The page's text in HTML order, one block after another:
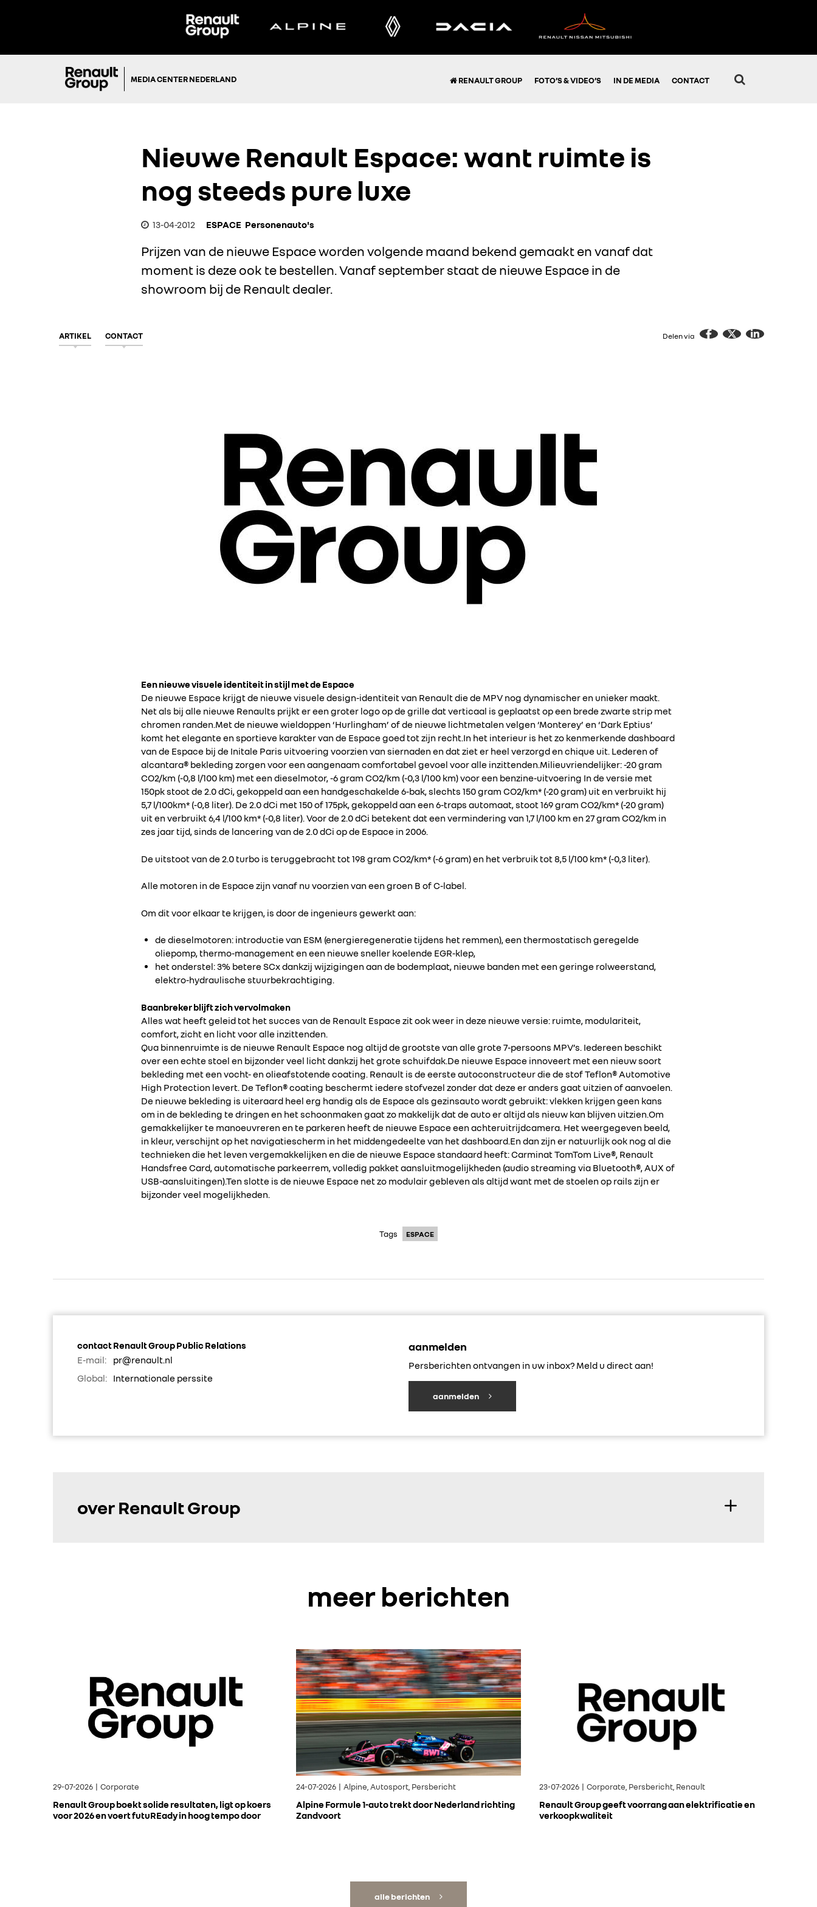
MEDIA CENTER NEDERLAND RENAULT GROUP FOTO’S & VIDEO’S IN DE MEDIA CONTACT
Nieuwe Renault Espace: want ruimte is
nog steeds pure luxe
13-04-2012 ESPACE Personenauto's
Prijzen van de nieuwe Espace worden volgende maand bekend gemaakt en vanaf dat
moment is deze ook te bestellen. Vanaf september staat de nieuwe Espace in de
showroom bij de Renault dealer.
ARTIKEL CONTACT Delen via
Een nieuwe visuele identiteit in stijl met de Espace
De nieuwe Espace krijgt de nieuwe visuele design-identiteit van Renault die de MPV nog dynamischer en unieker maakt.
Net als bij alle nieuwe Renaults prijkt er een groter logo op de grille dat verticaal is geplaatst op een brede zwarte strip met
chromen randen.Met de nieuwe wieldoppen ‘Hurlingham’ of de nieuwe lichtmetalen velgen ‘Monterey’ en ‘Dark Eptius’
komt het elegante en sportieve karakter van de Espace goed tot zijn recht.In het interieur is het zo kenmerkende dashboard
van de Espace bij de Initale Paris uitvoering voorzien van siernaden en dat ziet er heel verzorgd en chique uit. Lederen of
alcantara® bekleding zorgen voor een aangenaam comfortabel gevoel voor alle inzittenden.Milieuvriendelijker: -20 gram
CO2/km (-0,8 l/100 km) met een dieselmotor, -6 gram CO2/km (-0,3 l/100 km) voor een benzine-uitvoering In de versie met
150pk stoot de 2.0 dCi, gekoppeld aan een handgeschakelde 6-bak, slechts 150 gram CO2/km* (-20 gram) uit en verbruikt hij
5,7 l/100km* (-0,8 liter). De 2.0 dCi met 150 of 175pk, gekoppeld aan een 6-traps automaat, stoot 169 gram CO2/km* (-20 gram)
uit en verbruikt 6,4 l/100 km* (-0,8 liter). Voor de 2.0 dCi betekent dat een vermindering van 1,7 l/100 km en 27 gram CO2/km in
zes jaar tijd, sinds de lancering van de 2.0 dCi op de Espace in 2006.
De uitstoot van de 2.0 turbo is teruggebracht tot 198 gram CO2/km* (-6 gram) en het verbruik tot 8,5 l/100 km* (-0,3 liter).
Alle motoren in de Espace zijn vanaf nu voorzien van een groen B of C-label.
Om dit voor elkaar te krijgen, is door de ingenieurs gewerkt aan:
de dieselmotoren: introductie van ESM (energieregeneratie tijdens het remmen), een thermostatisch geregelde
oliepomp, thermo-management en een nieuwe sneller koelende EGR-klep,
het onderstel: 3% betere SCx dankzij wijzigingen aan de bodemplaat, nieuwe banden met een geringe rolweerstand,
elektro-hydraulische stuurbekrachtiging.
Baanbreker blijft zich vervolmaken
Alles wat heeft geleid tot het succes van de Renault Espace zit ook weer in deze nieuwe versie: ruimte, modulariteit,
comfort, zicht en licht voor alle inzittenden.
Qua binnenruimte is de nieuwe Renault Espace nog altijd de grootste van alle grote 7-persoons MPV’s. Iedereen beschikt
over een echte stoel en bijzonder veel licht dankzij het grote schuifdak.De nieuwe Espace innoveert met een nieuw soort
bekleding met een vocht- en olieafstotende coating. Renault is de eerste autoconstructeur die de stof Teflon® Automotive
High Protection levert. De Teflon® coating beschermt iedere stofvezel zonder dat deze er anders gaat uitzien of aanvoelen.
De nieuwe bekleding is uiteraard heel erg handig als de Espace als gezinsauto wordt gebruikt: vlekken krijgen geen kans
om in de bekleding te dringen en het schoonmaken gaat zo makkelijk dat de auto er altijd als nieuw kan blijven uitzien.Om
gemakkelijker te manoeuvreren en te parkeren heeft de nieuwe Espace een achteruitrijdcamera. Het weergegeven beeld,
in kleur, verschijnt op het navigatiescherm in het middengedeelte van het dashboard.En dan zijn er natuurlijk ook nog al die
technieken die het leven vergemakkelijken en die de nieuwe Espace standaard heeft: Carminat TomTom Live®, Renault
Handsfree Card, automatische parkeerrem, volledig pakket aansluitmogelijkheden (audio streaming via Bluetooth®, AUX of
USB-aansluitingen).Ten slotte is de nieuwe Espace net zo modulair gebleven als altijd want met de stoelen op rails zijn er
bijzonder veel mogelijkheden.
Tags ESPACE
contact Renault Group Public Relations
E-mail:
pr@renault.nl
Global:
Internationale perssite
aanmelden
Persberichten ontvangen in uw inbox? Meld u direct aan!
aanmelden
over Renault Group
meer berichten
29-07-2026 | Corporate
Renault Group boekt solide resultaten, ligt op koers
voor 2026 en voert futuREady in hoog tempo door
24-07-2026 | Alpine, Autosport, Persbericht
Alpine Formule 1-auto trekt door Nederland richting
Zandvoort
23-07-2026 | Corporate, Persbericht, Renault
Renault Group geeft voorrang aan elektrificatie en
verkoopkwaliteit
alle berichten